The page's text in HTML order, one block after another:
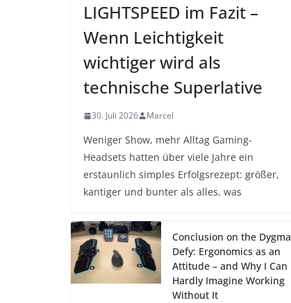
LIGHTSPEED im Fazit –
Wenn Leichtigkeit
wichtiger wird als
technische Superlative
30. Juli 2026 Marcel
Weniger Show, mehr Alltag Gaming-
Headsets hatten über viele Jahre ein
erstaunlich simples Erfolgsrezept: größer,
kantiger und bunter als alles, was
Conclusion on the Dygma
Defy: Ergonomics as an
Attitude – and Why I Can
Hardly Imagine Working
Without It